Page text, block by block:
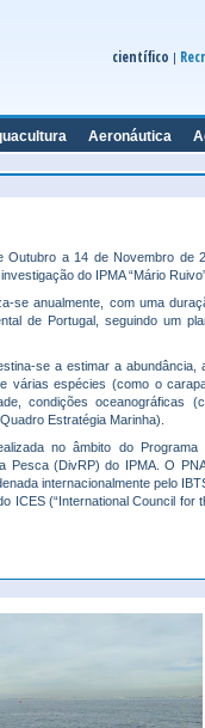
científico |
Aeronáutica
Outubro a 14 de Novembro de
do IPMA “Mário
se anualmente, com uma
de Portugal, seguindo um
se a estimar a
várias espécies (como o
condições oceanográficas
Estratégia Marinha).
no âmbito do
(DivRP) do IPMA. O
internacionalmente pelo
(“International Council for